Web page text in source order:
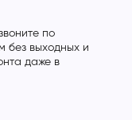
по
без выходных и
даже в